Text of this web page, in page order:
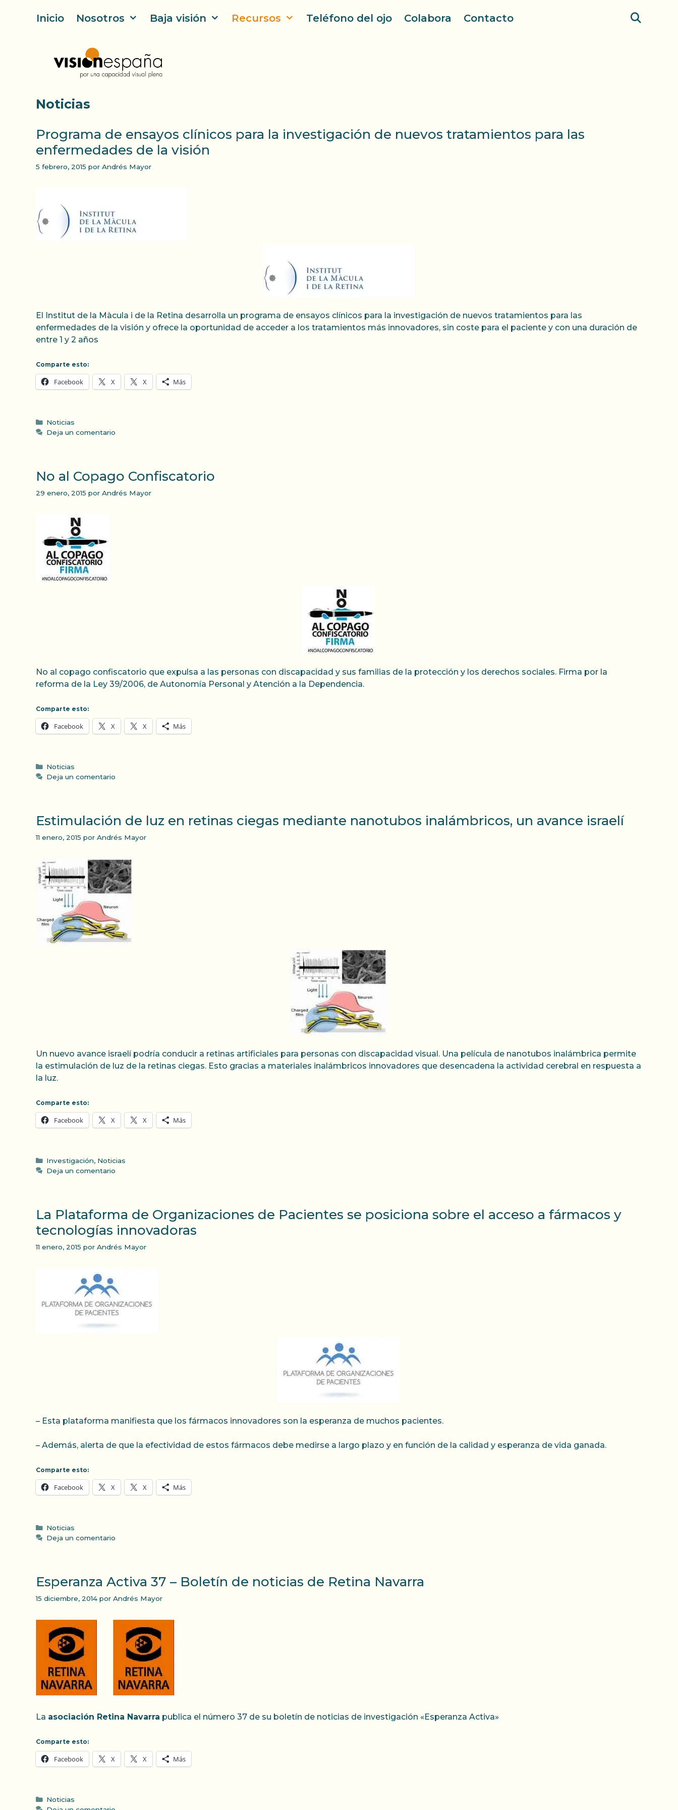
Inicio Nosotros Baja visión Recursos Teléfono del ojo Colabora Contacto
Noticias
Programa de ensayos clínicos para la investigación de nuevos tratamientos para las
enfermedades de la visión
5 febrero, 2015 por Andrés Mayor
El Institut de la Màcula i de la Retina desarrolla un programa de ensayos clínicos para la investigación de nuevos tratamientos para las
enfermedades de la visión y ofrece la oportunidad de acceder a los tratamientos más innovadores, sin coste para el paciente y con una duración de
entre 1 y 2 años
Comparte esto:
Facebook X X Más
Categorías
Noticias
Deja un comentario
No al Copago Confiscatorio
29 enero, 2015 por Andrés Mayor
No al copago confiscatorio que expulsa a las personas con discapacidad y sus familias de la protección y los derechos sociales. Firma por la
reforma de la Ley 39/2006, de Autonomía Personal y Atención a la Dependencia.
Comparte esto:
Facebook X X Más
Categorías
Noticias
Deja un comentario
Estimulación de luz en retinas ciegas mediante nanotubos inalámbricos, un avance israelí
11 enero, 2015 por Andrés Mayor
Un nuevo avance israelí podría conducir a retinas artificiales para personas con discapacidad visual. Una película de nanotubos inalámbrica permite
la estimulación de luz de la retinas ciegas. Esto gracias a materiales inalámbricos innovadores que desencadena la actividad cerebral en respuesta a
la luz.
Comparte esto:
Facebook X X Más
Categorías
Investigación, Noticias
Deja un comentario
La Plataforma de Organizaciones de Pacientes se posiciona sobre el acceso a fármacos y
tecnologías innovadoras
11 enero, 2015 por Andrés Mayor
– Esta plataforma manifiesta que los fármacos innovadores son la esperanza de muchos pacientes.
– Además, alerta de que la efectividad de estos fármacos debe medirse a largo plazo y en función de la calidad y esperanza de vida ganada.
Comparte esto:
Facebook X X Más
Categorías
Noticias
Deja un comentario
Esperanza Activa 37 – Boletín de noticias de Retina Navarra
15 diciembre, 2014 por Andrés Mayor
La asociación Retina Navarra publica el número 37 de su boletín de noticias de investigación «Esperanza Activa»
Comparte esto:
Facebook X X Más
Categorías
Noticias